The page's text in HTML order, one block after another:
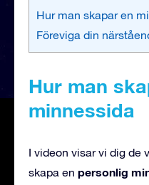
Hur man skapar en
Föreviga din
Hur man
minnessida
I videon visar vi dig de
skapa en personlig